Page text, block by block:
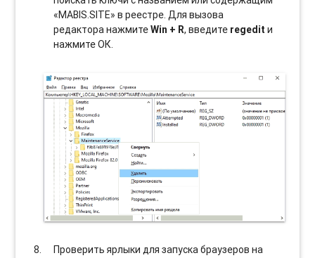
«MABIS.SITE» в реестре. Для вызова
редактора нажмитеWin + R, введите regedit и
нажмите ОК.
Проверить ярлыки для запуска браузеров на